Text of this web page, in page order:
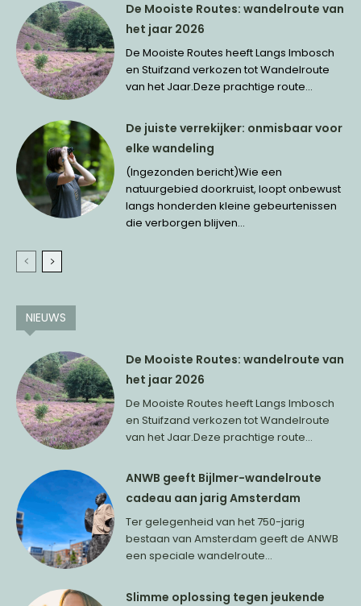
De Mooiste Routes: wandelroute van
het jaar 2026
De Mooiste Routes heeft Langs Imbosch
en Stuifzand verkozen tot Wandelroute
van het Jaar.Deze prachtige route...
De juiste verrekijker: onmisbaar voor
elke wandeling
(Ingezonden bericht)Wie een
natuurgebied doorkruist, loopt onbewust
langs honderden kleine gebeurtenissen
die verborgen blijven...
NIEUWS
De Mooiste Routes: wandelroute van
het jaar 2026
De Mooiste Routes heeft Langs Imbosch
en Stuifzand verkozen tot Wandelroute
van het Jaar.Deze prachtige route...
ANWB geeft Bijlmer-wandelroute
cadeau aan jarig Amsterdam
Ter gelegenheid van het 750-jarig
bestaan van Amsterdam geeft de ANWB
een speciale wandelroute...
Slimme oplossing tegen jeukende